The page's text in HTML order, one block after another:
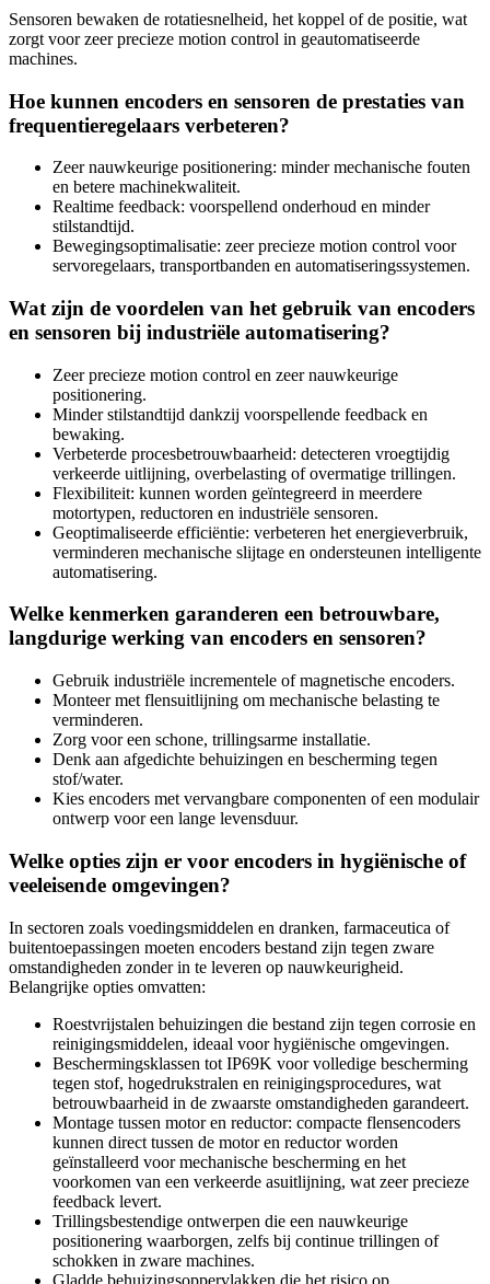
Sensoren bewaken de rotatiesnelheid, het koppel of de positie, wat
zorgt voor zeer precieze motion control in geautomatiseerde
machines.
Hoe kunnen encoders en sensoren de prestaties van
frequentieregelaars verbeteren?
Zeer nauwkeurige positionering: minder mechanische fouten
en betere machinekwaliteit.
Realtime feedback: voorspellend onderhoud en minder
stilstandtijd.
Bewegingsoptimalisatie: zeer precieze motion control voor
servoregelaars, transportbanden en automatiseringssystemen.
Wat zijn de voordelen van het gebruik van encoders
en sensoren bij industriële automatisering?
Zeer precieze motion control en zeer nauwkeurige
positionering.
Minder stilstandtijd dankzij voorspellende feedback en
bewaking.
Verbeterde procesbetrouwbaarheid: detecteren vroegtijdig
verkeerde uitlijning, overbelasting of overmatige trillingen.
Flexibiliteit: kunnen worden geïntegreerd in meerdere
motortypen, reductoren en industriële sensoren.
Geoptimaliseerde efficiëntie: verbeteren het energieverbruik,
verminderen mechanische slijtage en ondersteunen intelligente
automatisering.
Welke kenmerken garanderen een betrouwbare,
langdurige werking van encoders en sensoren?
Gebruik industriële incrementele of magnetische encoders.
Monteer met flensuitlijning om mechanische belasting te
verminderen.
Zorg voor een schone, trillingsarme installatie.
Denk aan afgedichte behuizingen en bescherming tegen
stof/water.
Kies encoders met vervangbare componenten of een modulair
ontwerp voor een lange levensduur.
Welke opties zijn er voor encoders in hygiënische of
veeleisende omgevingen?
In sectoren zoals voedingsmiddelen en dranken, farmaceutica of
buitentoepassingen moeten encoders bestand zijn tegen zware
omstandigheden zonder in te leveren op nauwkeurigheid.
Belangrijke opties omvatten:
Roestvrijstalen behuizingen die bestand zijn tegen corrosie en
reinigingsmiddelen, ideaal voor hygiënische omgevingen.
Beschermingsklassen tot IP69K voor volledige bescherming
tegen stof, hogedrukstralen en reinigingsprocedures, wat
betrouwbaarheid in de zwaarste omstandigheden garandeert.
Montage tussen motor en reductor: compacte flensencoders
kunnen direct tussen de motor en reductor worden
geïnstalleerd voor mechanische bescherming en het
voorkomen van een verkeerde asuitlijning, wat zeer precieze
feedback levert.
Trillingsbestendige ontwerpen die een nauwkeurige
positionering waarborgen, zelfs bij continue trillingen of
schokken in zware machines.
Gladde behuizingsoppervlakken die het risico op